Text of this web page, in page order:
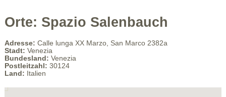
Orte: Spazio Salenbauch
Adresse: Calle lunga XX Marzo, San Marco 2382a
Stadt: Venezia
Bundesland: Venezia
Postleitzahl: 30124
Land: Italien